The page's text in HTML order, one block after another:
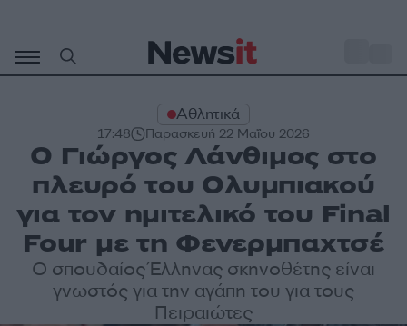
περιεχόμενο
Αθλητικά
17:48 Παρασκευή 22 Μαΐου 2026
Ο Γιώργος Λάνθιμος στο
πλευρό του Ολυμπιακού
για τον ημιτελικό του Final
Four με τη Φενερμπαχτσέ
Ο σπουδαίος Έλληνας σκηνοθέτης είναι
γνωστός για την αγάπη του για τους
Πειραιώτες